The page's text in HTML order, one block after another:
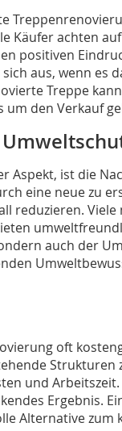
Käufer achten
positiven
aus, wenn es
Treppe
um den Verkauf
Aspekt, ist die
eine neue zu
reduzieren.
auch der
oft
und
Ergebnis.
Alternative